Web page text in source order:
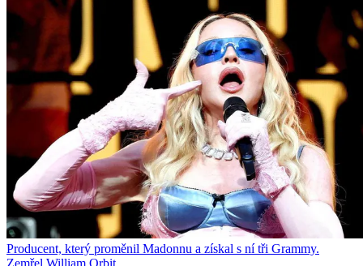
Producent, který proměnil Madonnu a získal s ní tři Grammy.